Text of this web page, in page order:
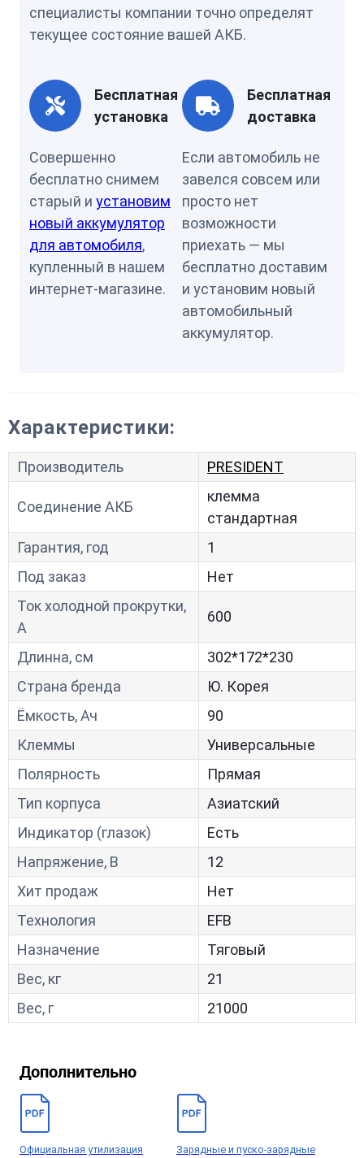
специалисты компании точно определят
текущее состояние вашей АКБ.
Бесплатная
установка
Совершенно
бесплатно снимем
старый и установим
новый аккумулятор
для автомобиля,
купленный в нашем
интернет-магазине.
Бесплатная
доставка
Если автомобиль не
завелся совсем или
просто нет
возможности
приехать — мы
бесплатно доставим
и установим новый
автомобильный
аккумулятор.
Характеристики:
Производитель PRESIDENT
Соединение АКБ
клемма
стандартная
Гарантия, год
1
Под заказ
Нет
Ток холодной прокрутки,
A
600
Длинна, см
302*172*230
Страна бренда
Ю. Корея
Ёмкость, Ач
90
Клеммы
Универсальные
Полярность
Прямая
Тип корпуса
Азиатский
Индикатор (глазок)
Есть
Напряжение, В
12
Хит продаж
Нет
Технология
EFB
Назначение
Тяговый
Вес, кг
21
Вес, г
21000
Дополнительно
Официальная утилизация
Зарядные и пуско-зарядные